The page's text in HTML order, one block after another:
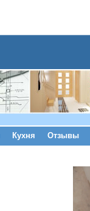
Кухня Отзывы